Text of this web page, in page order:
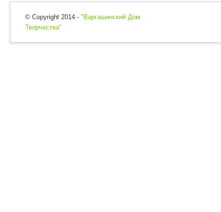
© Copyright 2014 - "Варгашинский Дом
Творчества"